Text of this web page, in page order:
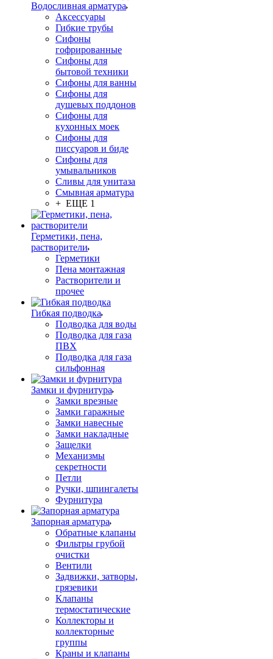
Водосливная арматура
Аксессуары
Гибкие трубы
Сифоны
гофрированные
Сифоны для
бытовой техники
Сифоны для ванны
Сифоны для
душевых поддонов
Сифоны для
кухонных моек
Сифоны для
писсуаров и биде
Сифоны для
умывальников
Сливы для унитаза
Смывная арматура
+ ЕЩЕ 1
Герметики, пена,
растворители
Герметики
Пена монтажная
Растворители и
прочее
Гибкая подводка
Подводка для воды
Подводка для газа
ПВХ
Подводка для газа
сильфонная
Замки и фурнитура
Замки врезные
Замки гаражные
Замки навесные
Замки накладные
Защелки
Механизмы
секретности
Петли
Ручки, шпингалеты
Фурнитура
Запорная арматура
Обратные клапаны
Фильтры грубой
очистки
Вентили
Задвижки, затворы,
грязевики
Клапаны
термостатические
Коллекторы и
коллекторные
группы
Краны и клапаны